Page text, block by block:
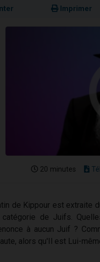
Imprimer
20 minutes
de Kippour est extraite
de Juifs.
à aucun Juif ?
alors qu'Il est Lui-